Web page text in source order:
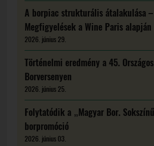
A borpiac strukturális átalakulása –
Megfigyelések a Wine Paris alapján
2026. június 29.
Történelmi eredmény a 45. Országos
Borversenyen
2026. június 25.
Folytatódik a „Magyar Bor.
borpromóció
2026. június 03.